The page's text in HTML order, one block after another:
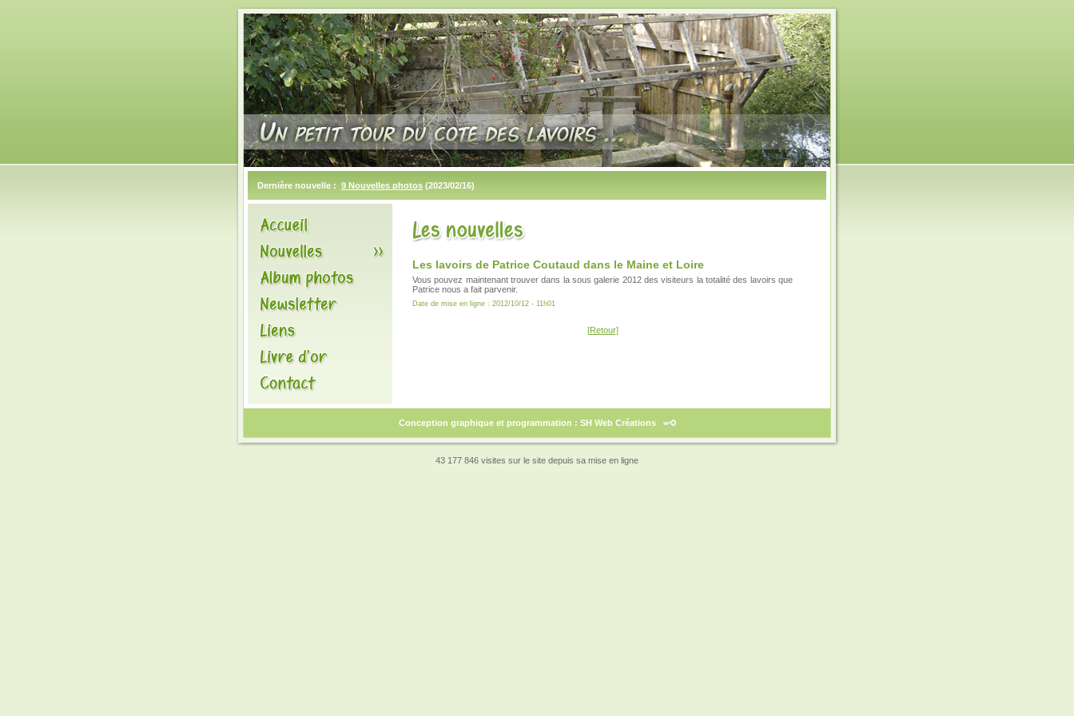
Dernière nouvelle : 9 Nouvelles photos (2023/02/16)
Les lavoirs de Patrice Coutaud dans le Maine et Loire
Vous pouvez maintenant trouver dans la sous galerie 2012 des visiteurs la totalité des lavoirs que
Patrice nous a fait parvenir.
Date de mise en ligne : 2012/10/12 - 11h01
[Retour]
Conception graphique et programmation : SH Web Créations
43 177 846 visites sur le site depuis sa mise en ligne